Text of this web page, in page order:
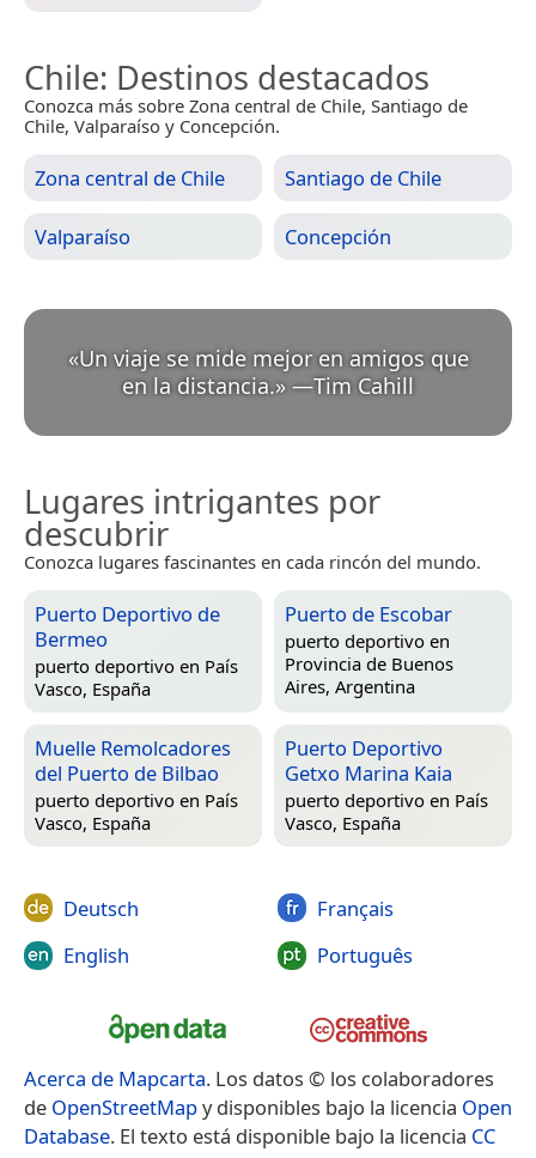
Chile: Destinos destacados
Conozca más sobre Zona central de Chile, Santiago de
Chile, Valparaíso y Concepción.
Zona central de Chile Santiago de Chile
Valparaíso Concepción
«Un viaje se mide mejor en amigos que
en la distancia.» —Tim Cahill
Lugares intrigantes por
descubrir
Conozca lugares fascinantes en cada rincón del mundo.
Puerto Deportivo de
Bermeo
puerto deportivo en País
Vasco, España
Puerto de Escobar
puerto deportivo en
Provincia de Buenos
Aires, Argentina
Muelle Remolcadores
del Puerto de Bilbao
puerto deportivo en País
Vasco, España
Puerto Deportivo
Getxo Marina Kaia
puerto deportivo en País
Vasco, España
Deutsch
English
Français
Português
Acerca de Mapcarta. Los datos © los colaboradores
de OpenStreetMapy disponibles bajo la licencia Open
Database. El texto está disponible bajo la licencia CC